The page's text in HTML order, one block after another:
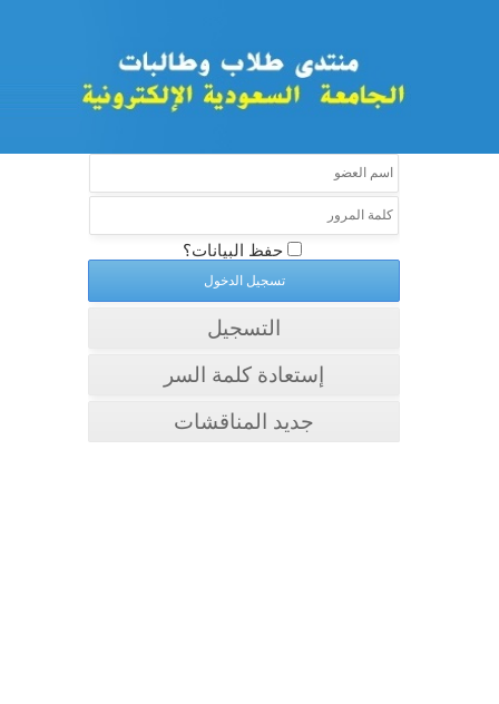
حفظ البيانات؟
التسجيل
إستعادة كلمة السر
جديد المناقشات